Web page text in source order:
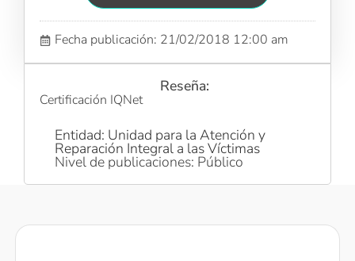
Fecha publicación: 21/02/2018 12:00 am
Reseña:
Certificación IQNet
Entidad: Unidad para la Atención y
Reparación Integral a las Víctimas
Nivel de publicaciones: Público